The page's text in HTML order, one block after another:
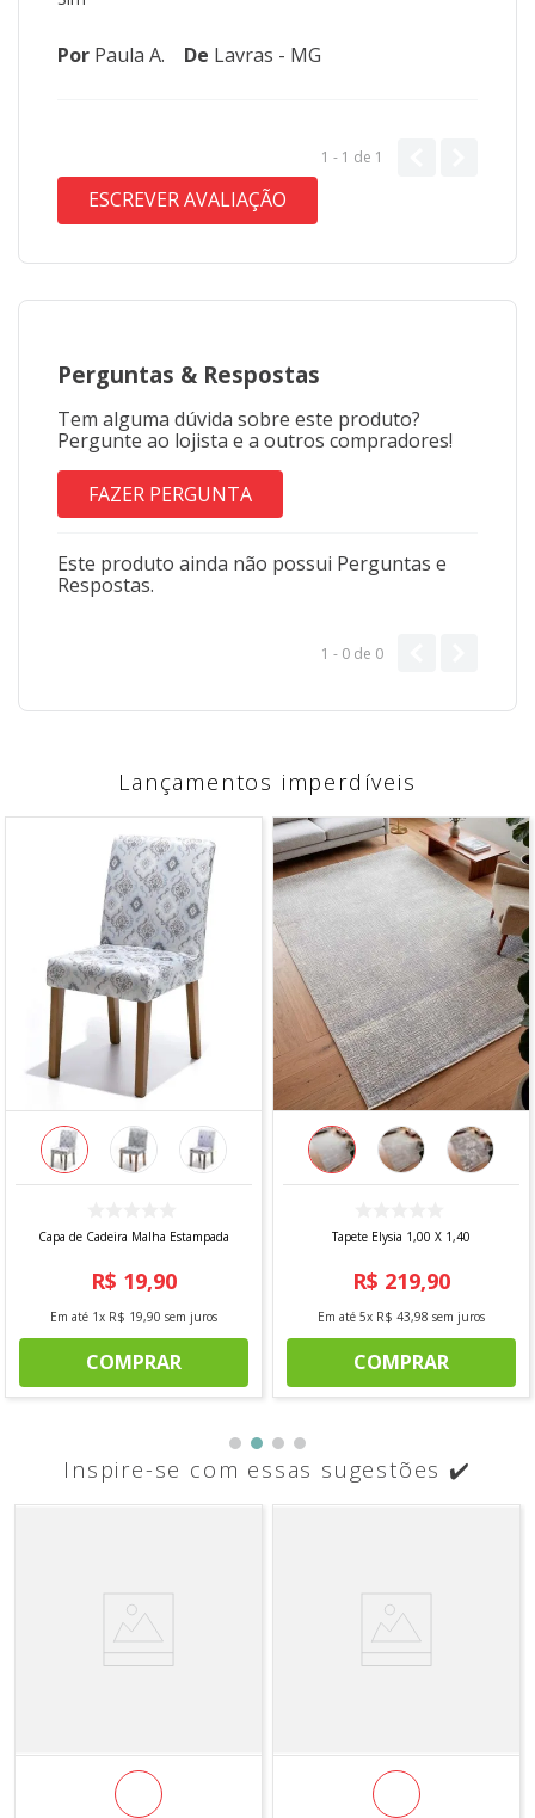
Por Paula A. De Lavras - MG
1 - 1 de 1
ESCREVER AVALIAÇÃO
Perguntas & Respostas
Tem alguma dúvida sobre este produto?
Pergunte ao lojista e a outros compradores!
FAZER PERGUNTA
Este produto ainda não possui Perguntas e
Respostas.
1 - 0 de 0
Lançamentos imperdíveis
Capa de Cadeira Malha Estampada
R$ 19,90
Em até 1x R$ 19,90 sem juros
COMPRAR
Tapete Elysia 1,00 X 1,40
R$ 219,90
Em até 5x R$ 43,98 sem juros
COMPRAR
Inspire-se com essas sugestões ✔️